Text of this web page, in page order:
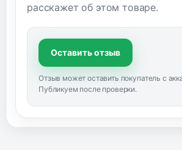
расскажет об этом товаре.
Оставить отзыв
Отзыв может оставить покупатель с
Публикуем после проверки.